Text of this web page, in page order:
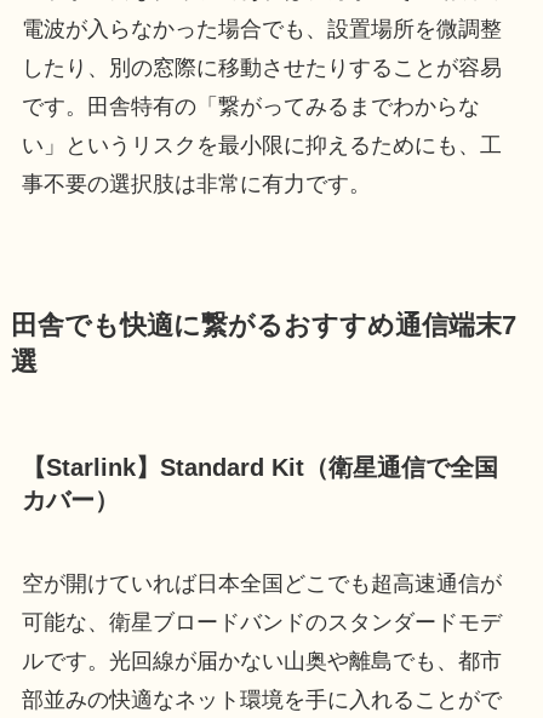
電波が入らなかった場合でも、設置場所を微調整
したり、別の窓際に移動させたりすることが容易
です。田舎特有の「繋がってみるまでわからな
い」というリスクを最小限に抑えるためにも、工
事不要の選択肢は非常に有力です。
田舎でも快適に繋がるおすすめ通信端末7
選
【Starlink】Standard Kit（衛星通信で全国
カバー）
空が開けていれば日本全国どこでも超高速通信が
可能な、衛星ブロードバンドのスタンダードモデ
ルです。光回線が届かない山奥や離島でも、都市
部並みの快適なネット環境を手に入れることがで